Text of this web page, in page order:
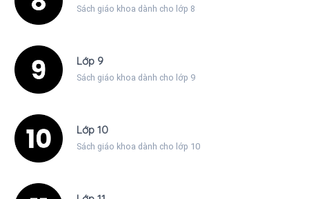
Sách giáo khoa dành cho lớp 8
Lớp 9
Sách giáo khoa dành cho lớp 9
Lớp 10
Sách giáo khoa dành cho lớp 10